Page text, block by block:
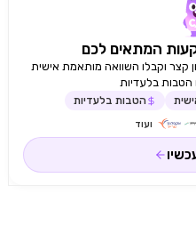
המתאים לכם
קצר וקבלו השוואה מותאמת אישית
בלעדיות
הטבות בלעדיות
ועוד